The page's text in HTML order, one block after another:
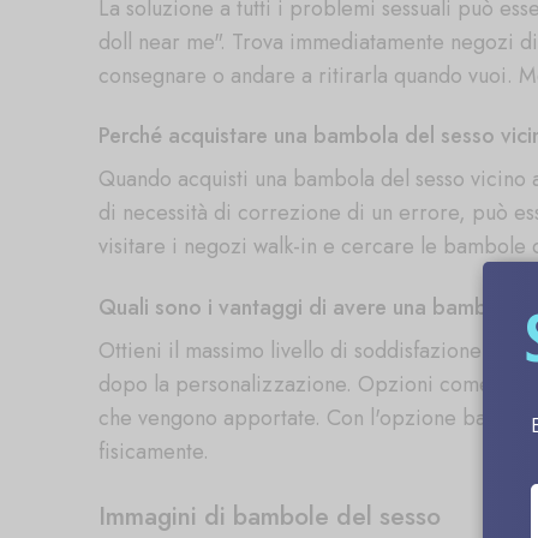
La soluzione a tutti i problemi sessuali può
doll near me". Trova immediatamente negozi
consegnare o andare a ritirarla quando vuoi.
Perché acquistare una bambola del sesso
Quando acquisti una bambola del sesso
di necessità di correzione di un errore, può
visitare i negozi walk-in e cercare le bambole
Quali sono i vantaggi di avere una bambola
Ottieni il massimo livello di soddisfazione
dopo la personalizzazione. Opzioni come
che vengono apportate. Con l'opzione
fisicamente.
Immagini di bambole del sesso